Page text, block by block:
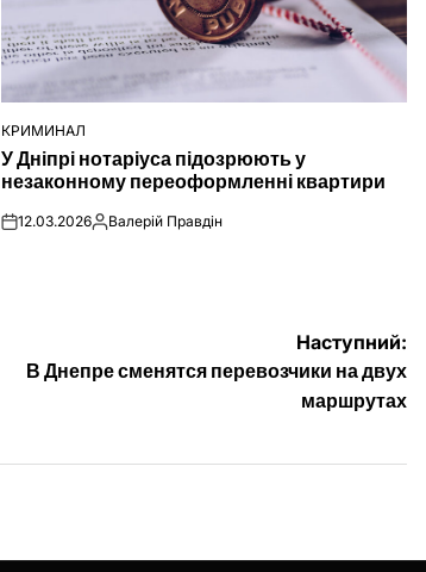
ОПУБЛІКУВАТИ
У
КРИМИНАЛ
У Дніпрі нотаріуса підозрюють у
незаконному переоформленні квартири
on12.03.2026Опубліковано
Валерій Правдін
Наступний:
В Днепре сменятся перевозчики на двух
маршрутах